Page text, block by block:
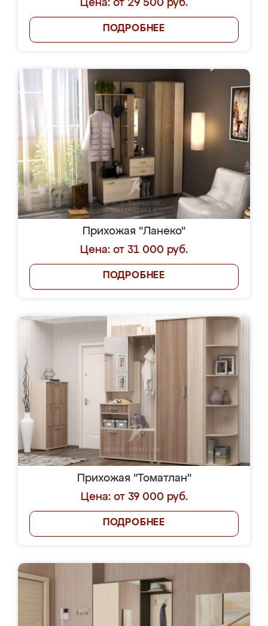
Цена: от 29 500 руб.
ПОДРОБНЕЕ
Прихожая "Ланеко"
Цена: от 31 000 руб.
ПОДРОБНЕЕ
Прихожая "Томатлан"
Цена: от 39 000 руб.
ПОДРОБНЕЕ